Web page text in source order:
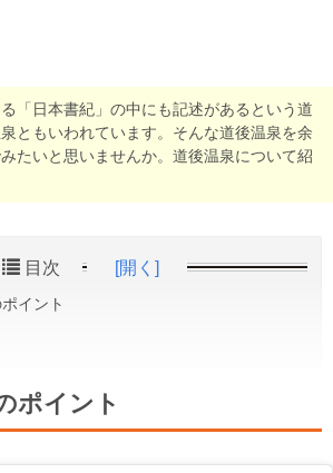
「日本書紀」の中にも記述があるという道
ともいわれています。そんな道後温泉を余
たいと思いませんか。道後温泉について紹
目次 [開く]
イント
ポイント